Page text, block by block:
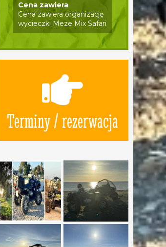
Cena zawiera
Cena zawiera organizację
wycieczki Meze Mix Safari
Terminy / rezerwacja